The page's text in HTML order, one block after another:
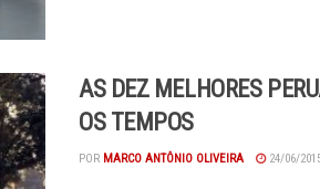
AS DEZ MELHORES
OS TEMPOS
POR MARCO ANTÔNIO OLIVEIRA 24/06/